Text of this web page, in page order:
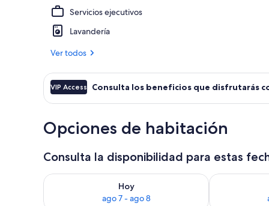
Servicios ejecutivos
Lavandería
Ver todos
VIP Access Consulta los beneficios que disfrutarás
Opciones de habitación
Consulta la disponibilidad para estas
Hoy
ago 7 - ago 8
Consulta la disponibilidad para hoy ago 7 - ago 8
Consulta la